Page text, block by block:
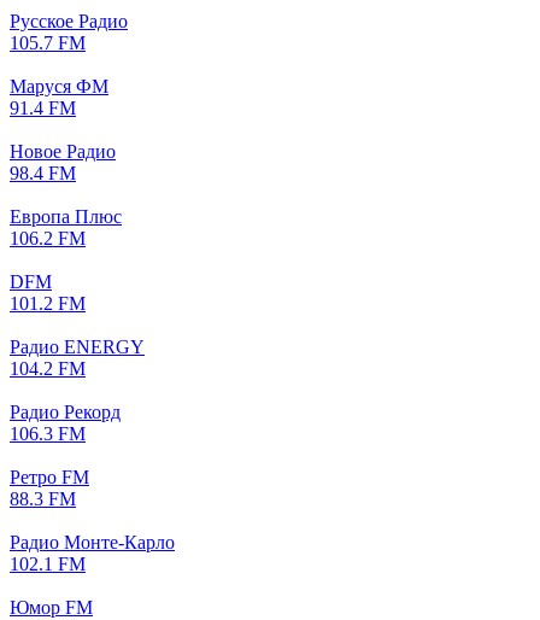
Русское Радио
105.7 FM
Маруся ФМ
91.4 FM
Новое Радио
98.4 FM
Европа Плюс
106.2 FM
DFM
101.2 FM
Радио ENERGY
104.2 FM
Радио Рекорд
106.3 FM
Ретро FM
88.3 FM
Радио Монте-Карло
102.1 FM
Юмор FM